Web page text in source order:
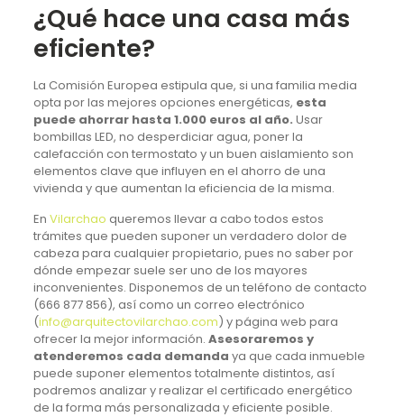
¿Qué hace una casa más
eficiente?
La Comisión Europea estipula que, si una familia media
opta por las mejores opciones energéticas, esta
puede ahorrar hasta 1.000 euros al año. Usar
bombillas LED, no desperdiciar agua, poner la
calefacción con termostato y un buen aislamiento son
elementos clave que influyen en el ahorro de una
vivienda y que aumentan la eficiencia de la misma.
En Vilarchao queremos llevar a cabo todos estos
trámites que pueden suponer un verdadero dolor de
cabeza para cualquier propietario, pues no saber por
dónde empezar suele ser uno de los mayores
inconvenientes. Disponemos de un teléfono de contacto
(666 877 856), así como un correo electrónico
(info@arquitectovilarchao.com) y página web para
ofrecer la mejor información. Asesoraremos y
atenderemos cada demanda ya que cada inmueble
puede suponer elementos totalmente distintos, así
podremos analizar y realizar el certificado energético
de la forma más personalizada y eficiente posible.